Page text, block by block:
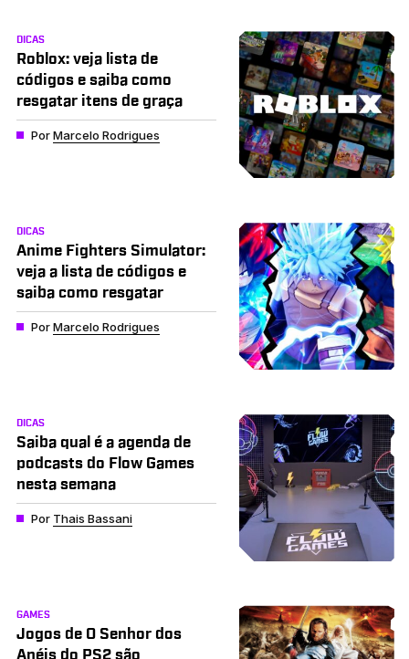
DICAS
Roblox: veja lista de
códigos e saiba como
resgatar itens de graça
PorMarcelo Rodrigues
DICAS
Anime Fighters Simulator:
veja a lista de códigos e
saiba como resgatar
PorMarcelo Rodrigues
DICAS
Saiba qual é a agenda de
podcasts do Flow Games
nesta semana
Por Thais Bassani
GAMES
Jogos de O Senhor dos
Anéis do PS2 são